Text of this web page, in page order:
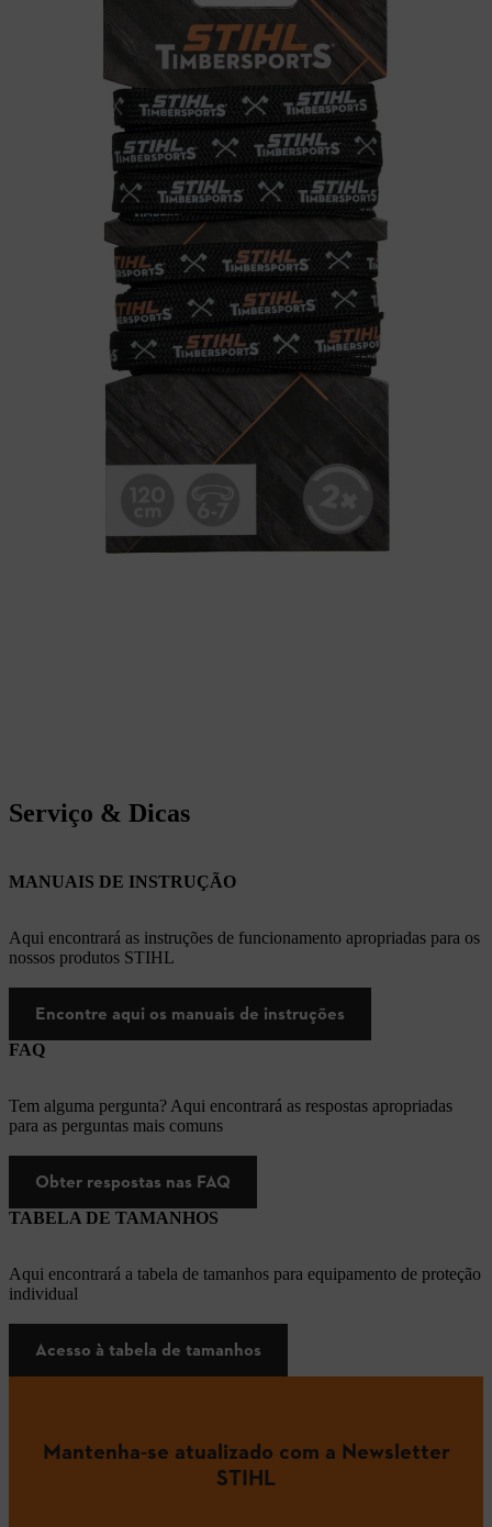
Serviço & Dicas
MANUAIS DE INSTRUÇÃO
Aqui encontrará as instruções de funcionamento apropriadas para os
nossos produtos STIHL
Encontre aqui os manuais de instruções
FAQ
Tem alguma pergunta? Aqui encontrará as respostas apropriadas
para as perguntas mais comuns
Obter respostas nas FAQ
TABELA DE TAMANHOS
Aqui encontrará a tabela de tamanhos para equipamento de proteção
individual
Acesso à tabela de tamanhos
Mantenha-se atualizado com a Newsletter
STIHL